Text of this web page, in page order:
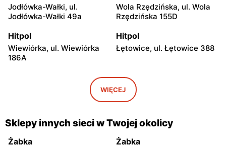
Jodłówka-Wałki, ul.
Jodłówka-Wałki 49a
Wola Rzędzińska, ul. Wola
Rzędzińska 155D
Hitpol
Wiewiórka, ul. Wiewiórka
186A
Hitpol
Łętowice, ul. Łętowice 388
Szczepanów, ul. Łukowa 39
Hitpol
Skrzyszów, ul. Skrzyszów
174B
Hitpol
Grodzisko Dolne, ul.
Grodzisko Dolne 137C
Hitpol
Zgłobice, ul. Zgłobicka 70
WIĘCEJ
Sklepy innych sieci w Twojej okolicy
Żabka Żabka